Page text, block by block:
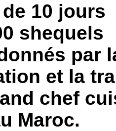
10 jours
shequels
par
et la
chef
Maroc.